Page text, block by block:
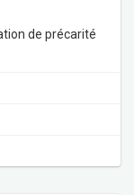
de précarité